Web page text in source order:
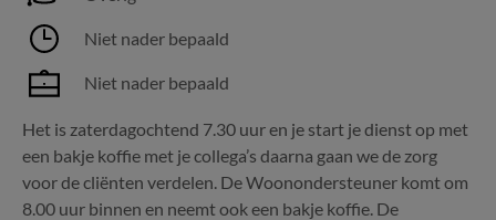
Niet nader bepaald
Niet nader bepaald
Het is zaterdagochtend 7.30 uur en je start je dienst op met
een bakje koffie met je collega’s daarna gaan we de zorg
voor de cliënten verdelen. De Woonondersteuner komt om
8.00 uur binnen en neemt ook een bakje koffie. De